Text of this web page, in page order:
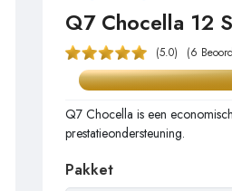
Q7 Chocella 12
(5.0)
(6
Q7 Chocella is een
prestatieondersteuning.
Pakket